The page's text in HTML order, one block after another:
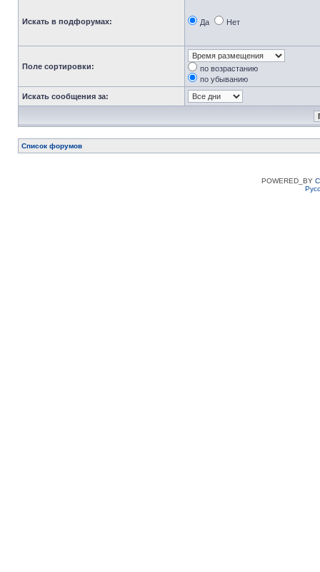
Искать в подфорумах: Да Нет
Поле сортировки:
по возрастанию
по убыванию
Искать сообщения за:
Список форумов
POWERED_BY